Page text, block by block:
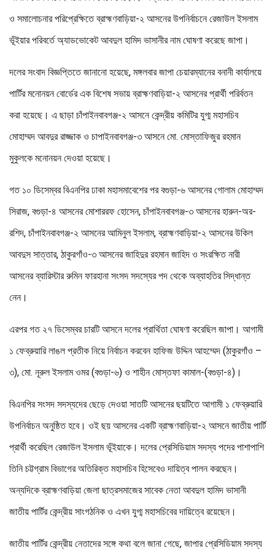
ও সমালোচনার পরিপ্রেক্ষিতে ব্রাহ্মণবাড়িয়া-২ আসনের উপনির্বাচনে রেজাউল ইসলাম
ভূঁইয়ার পরিবর্তে অ্যাডভোকেট আবদুল হামিদ ভাসানীর নাম ঘোষণা করেছে জাপা।
দলের সংবাদ বিজ্ঞপ্তিতে জানানো হয়েছে, মঙ্গলবার জাপা চেয়ারম্যানের বনানী কার্যালয়ে
পার্টির মনোনয়ন বোর্ডের এক বিশেষ সভায় ব্রাহ্মণবাড়িয়া-২ আসনের প্রার্থী পরির্বতন
করা হয়েছে। এ ছাড়া চাঁপাইনবাবগঞ্জ-২ আসনে কেন্দ্রীয় কমিটির যুগ্ম মহাসচিব
মোহাম্মদ আবদুর রাজ্জাক ও চাপাইনবাবগঞ্জ-৩ আসনে মো. মোস্তাফিজুর রহমান
মুকুলকে মনোনয়ন দেওয়া হয়েছে।
গত ১০ ডিসেম্বর বিএনপির ঢাকা মহাসমাবেশের পর বগুড়া-৬ আসনের গোলাম মোহাম্মদ
সিরাজ, বগুড়া-৪ আসনের মোশাররফ হোসেন, চাঁপাইনবাবগঞ্জ-৩ আসনের হারুন-অর-
রশিদ, চাঁপাইনবাবগঞ্জ-২ আসনের আমিনুল ইসলাম, ব্রাহ্মণবাড়িয়া-২ আসনের উকিল
আবদুস সাত্তার, ঠাকুরগাঁও-৩ আসনের জাহিদুর রহমান জাহিদ ও সংরক্ষিত নারী
আসনের ব্যারিস্টার রুমিন ফারহানা সংসদ সদস্যের পদ থেকে অব্যাহতির সিদ্ধান্ত
নেন।
এরপর গত ২৭ ডিসেম্বর চারটি আসনে দলের প্রার্থিতা ঘোষণা করেছিল জাপা। আগামী
১ ফেব্রুয়ারি লাঙল প্রতীক নিয়ে নির্বাচন করবেন হাফিজ উদ্দিন আহম্মেদ (ঠাকুরগাঁও –
৩), মো. নূরুল ইসলাম ওমর (বগুড়া-৬) ও শাহীন মোস্তফা কামাল-(বগুড়া-৪)।
বিএনপির সংসদ সদস্যদের ছেড়ে দেওয়া সাতটি আসনের ছয়টিতে আগামী ১ ফেব্রুয়ারি
উপনির্বাচন অনুষ্ঠিত হবে। ওই ছয় আসনের একটি ব্রাহ্মণবাড়িয়া-২ আসনে জাতীয় পার্টি
প্রার্থী করেছিল রেজাউল ইসলাম ভূঁইয়াকে। দলের প্রেসিডিয়াম সদস্য পদের পাশাপাশি
তিনি চট্টগ্রাম বিভাগের অতিরিক্ত মহাসচিব হিসেবেও দায়িত্ব পালন করছেন।
অন্যদিকে ব্রাহ্মণবাড়িয়া জেলা ছাত্রসমাজের সাবেক নেতা আবদুল হামিদ ভাসানী
জাতীয় পার্টির কেন্দ্রীয় সাংগঠনিক ও এখন যুগ্ম মহাসচিবের দায়িত্বে রয়েছেন।
জাতীয় পার্টির কেন্দ্রীয় নেতাদের সঙ্গে কথা বলে জানা গেছে, জাপার প্রেসিডিয়াম সদস্য